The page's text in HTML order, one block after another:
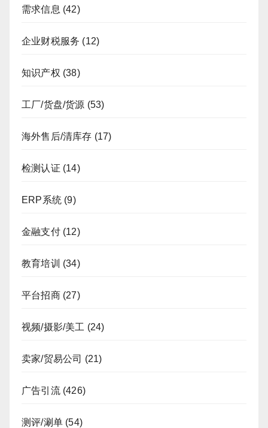
需求信息 (42)
企业财税服务 (12)
知识产权 (38)
工厂/货盘/货源 (53)
海外售后/清库存 (17)
检测认证 (14)
ERP系统 (9)
金融支付(12)
教育培训 (34)
平台招商(27)
视频/摄影/美工 (24)
卖家/贸易公司 (21)
广告引流(426)
测评/涮单 (54)